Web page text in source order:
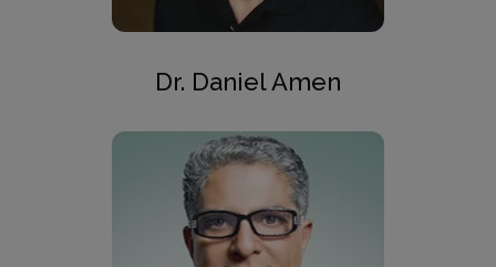
Dr. Daniel Amen